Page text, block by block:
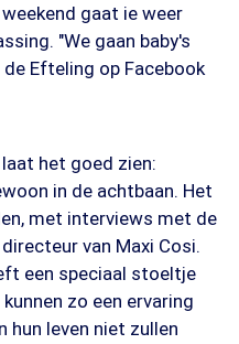
gaat ie weer
"We gaan baby's
Efteling op Facebook
het goed zien:
in de achtbaan. Het
met interviews met de
van Maxi Cosi.
een speciaal stoeltje
zo een ervaring
hun leven niet zullen